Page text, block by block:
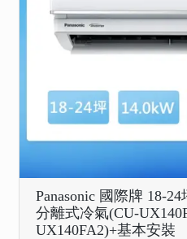
Panasonic 國際牌 18-
分離式冷氣(CU-
UX140FA2)+基本安裝